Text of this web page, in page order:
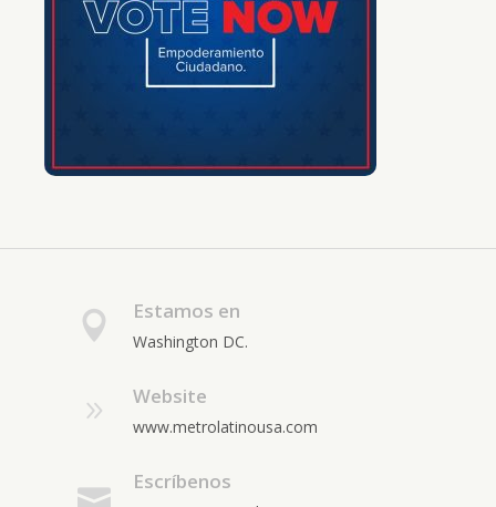
Estamos en
Washington DC.
Website
www.metrolatinousa.com
Escríbenos